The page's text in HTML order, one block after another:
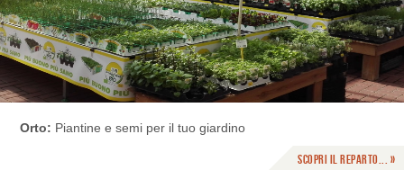
Orto: Piantine e semi per il tuo giardino
Scopri il reparto... »